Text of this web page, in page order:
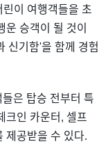
이 여행객들을 초
운 승객이 될 것이
신기함'을 함께 경험
은 탑승 전부터 특
크인 카운터, 셀프
제공받을 수 있다.